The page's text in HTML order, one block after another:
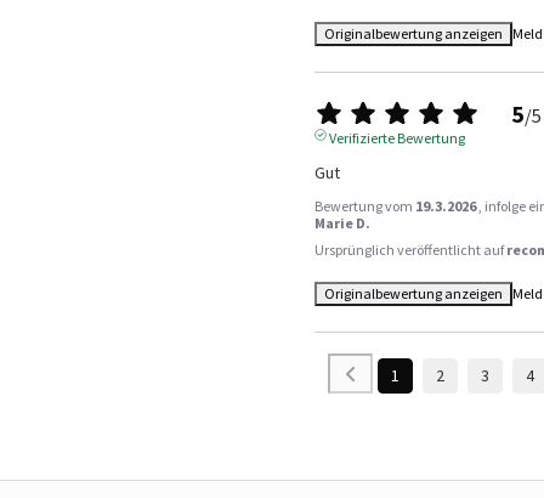
Originalbewertung anzeigen
5/5
Verifizierte Bewertung
Gut
Bewertung vom 19.3.2026 , infolge
Marie D.
Ursprünglich veröffentlicht auf
Originalbewertung anzeigen
1 2 3 4